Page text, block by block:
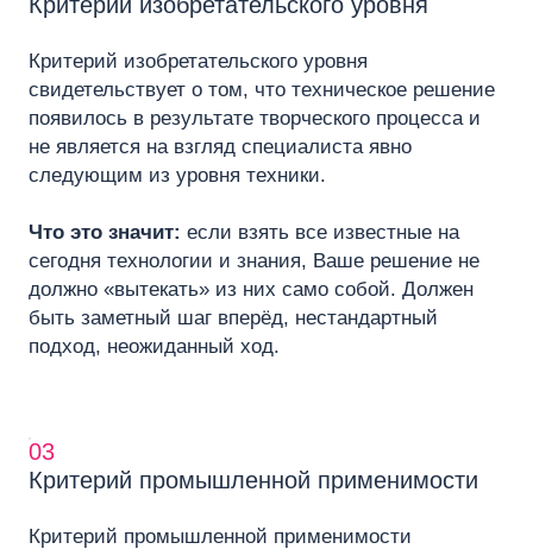
Критерий изобретательского уровня
свидетельствует о том, что техническое решение
появилось в результате творческого процесса и
не является на взгляд специалиста явно
следующим из уровня техники.
Что это значит: если взять все известные на
сегодня технологии и знания, Ваше решение не
должно «вытекать» из них само собой. Должен
быть заметный шаг вперёд, нестандартный
подход, неожиданный ход.
03
Критерий промышленной применимости
Критерий промышленной применимости